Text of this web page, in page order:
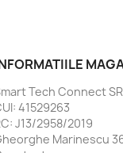
Tech Connect
41529263
J13/2958/2019
Marinescu